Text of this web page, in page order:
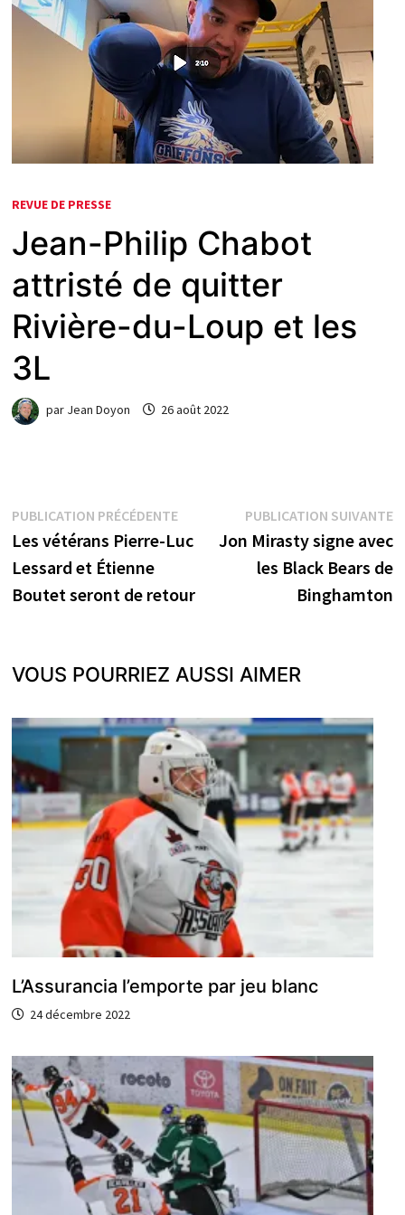
REVUE DE PRESSE
Jean-Philip Chabot
attristé de quitter
Rivière-du-Loup et les
3L
par Jean Doyon 26 août 2022
Navigation
de
l’article
PUBLICATION PRÉCÉDENTEPublication
précédente :
Les vétérans Pierre-Luc
Lessard et Étienne
Boutet seront de retour
PUBLICATION SUIVANTE
Jon Mirasty signe avec
les Black Bears de
Binghamton
VOUS POURRIEZ AUSSI AIMER
L’Assurancia l’emporte par jeu blanc
24 décembre 2022